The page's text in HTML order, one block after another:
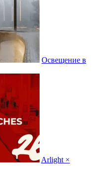
Освещение в
Arlight ×